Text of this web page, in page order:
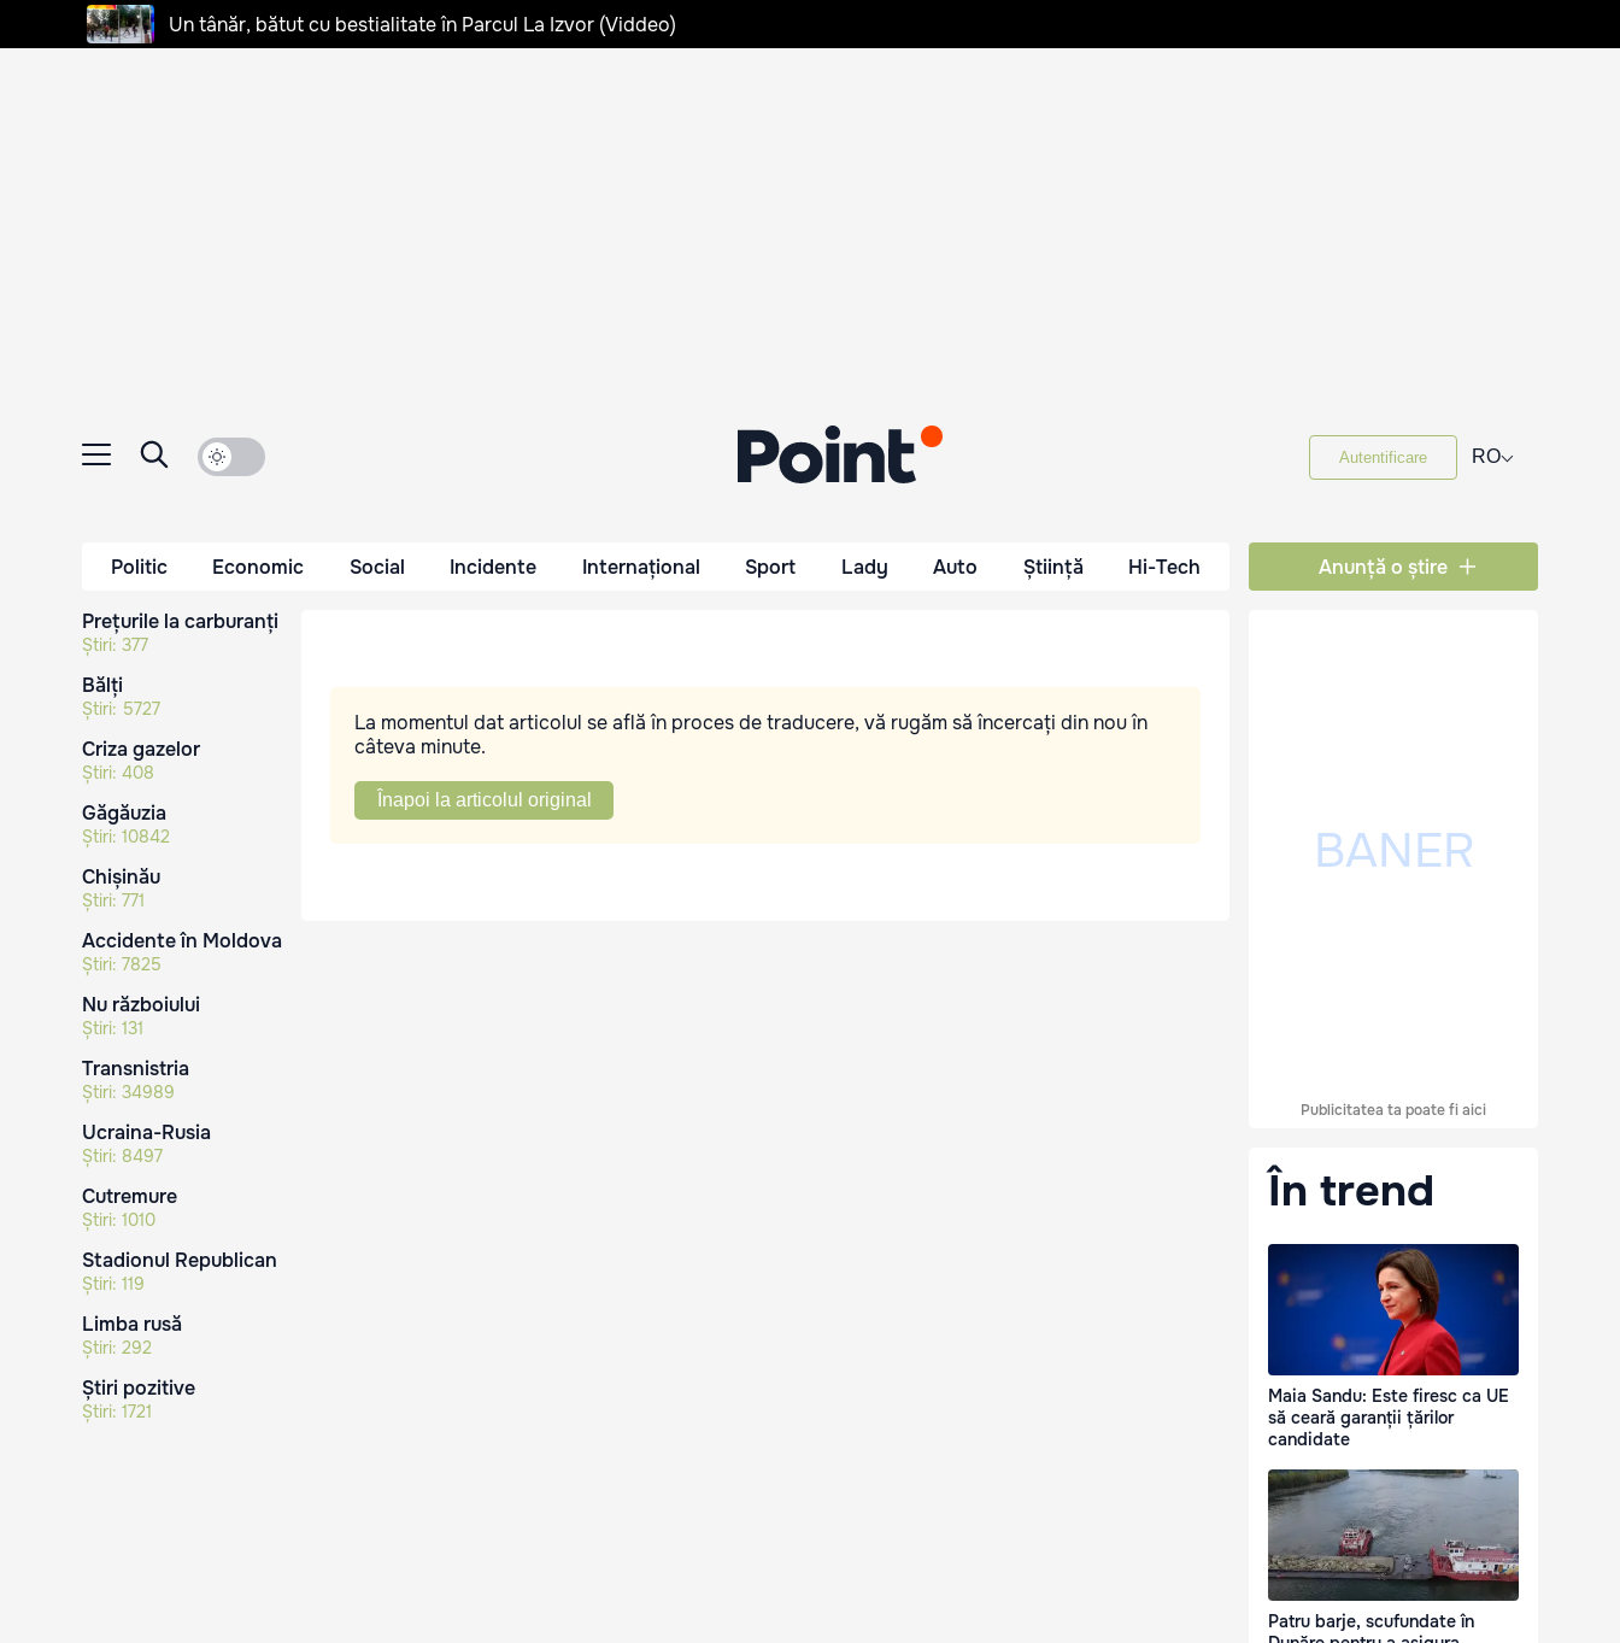
Un tânăr, bătut cu bestialitate în Parcul La Izvor (Viddeo)
Autentificare RO⌵
Politic Economic Social Incidente Internațional Sport Lady Auto Știință Hi-Tech Anunță o știre
Prețurile la carburanți
Știri: 377
Bălți
Știri: 5727
Criza gazelor
Știri: 408
Găgăuzia
Știri: 10842
Chișinău
Știri: 771
Accidente în Moldova
Știri: 7825
Nu războiului
Știri: 131
Transnistria
Știri: 34989
Ucraina-Rusia
Știri: 8497
Cutremure
Știri: 1010
Stadionul Republican
Știri: 119
Limba rusă
Știri: 292
Știri pozitive
Știri: 1721
La momentul dat articolul se află în proces de traducere, vă rugăm să încercați din nou în
câteva minute.
Înapoi la articolul original
Publicitatea ta poate fi aici
În trend
Maia Sandu: Este firesc ca UE
să ceară garanții țărilor
candidate
Patru barje, scufundate în